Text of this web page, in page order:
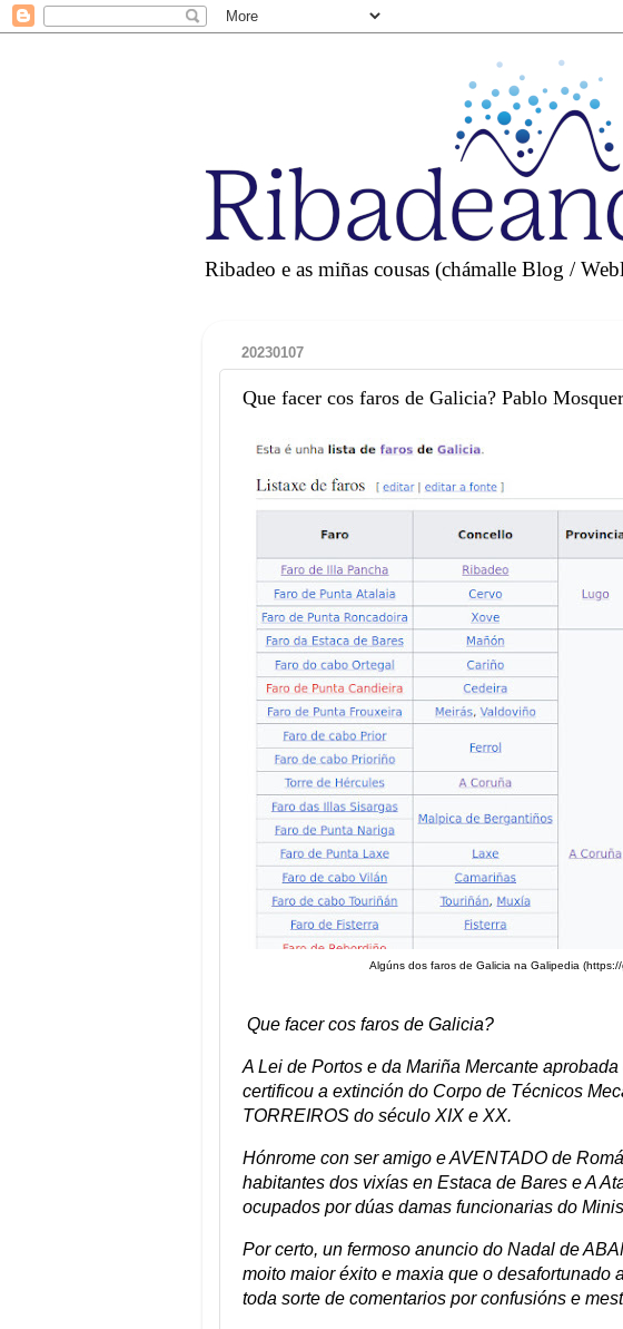
Ribadeo e as miñas cousas (chámalle Blog /
20230107
Que facer cos faros de Galicia? Pablo
Algúns dos faros de Galicia na Galipedia
Que facer cos faros de Galicia?
A Lei de Portos e da Mariña Mercante
certificou a extinción do Corpo de Técnicos
TORREIROS do século XIX e XX.
Hónrome con ser amigo e AVENTADO de
habitantes dos vixías en Estaca de Bares e A
ocupados por dúas damas funcionarias do
Por certo, un fermoso anuncio do Nadal de
moito maior éxito e maxia que o desafortunado
toda sorte de comentarios por confusións e